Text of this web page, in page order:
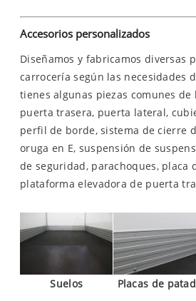
Accesorios personalizados
Diseñamos y fabricamos diversas
carrocería según las necesidades
tienes algunas piezas comunes de
puerta trasera, puerta lateral,
perfil de borde, sistema de cierre
oruga en E, suspensión de
de seguridad, parachoques, placa
plataforma elevadora de puerta
Suelos Placas de